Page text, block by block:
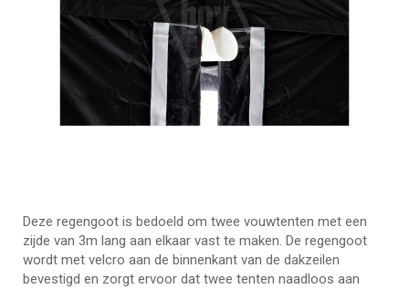
Deze regengoot is bedoeld om twee vouwtenten met een
zijde van 3m lang aan elkaar vast te maken. De regengoot
wordt met velcro aan de binnenkant van de dakzeilen
bevestigd en zorgt ervoor dat twee tenten naadloos aan